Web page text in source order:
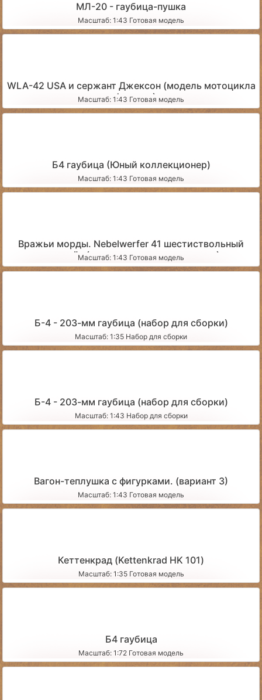
МЛ-20 - гаубица-пушка
Масштаб: 1:43 Готовая модель
WLA-42 USA и сержант Джексон (модель мотоцикла
и фигурка)
Масштаб: 1:43 Готовая модель
Б4 гаубица (Юный коллекционер)
Масштаб: 1:43 Готовая модель
Вражьи морды. Nebelwerfer 41 шестиствольный
миномёт (со сложенными станинами)
Масштаб: 1:43 Готовая модель
Б-4 - 203-мм гаубица (набор для сборки)
Масштаб: 1:35 Набор для сборки
Б-4 - 203-мм гаубица (набор для сборки)
Масштаб: 1:43 Набор для сборки
Вагон-теплушка с фигурками. (вариант 3)
Масштаб: 1:43 Готовая модель
Кеттенкрад (Kettenkrad HK 101)
Масштаб: 1:35 Готовая модель
Б4 гаубица
Масштаб: 1:72 Готовая модель